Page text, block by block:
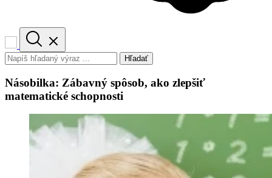
Hľadať
Násobilka: Zábavný spôsob, ako zlepšiť
matematické schopnosti